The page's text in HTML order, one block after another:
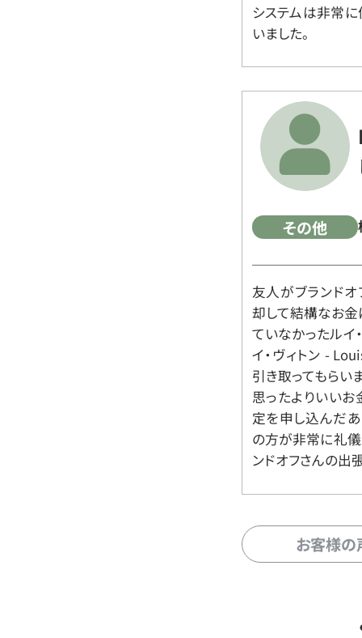
システムは非常に
いました。
その他
友人がブランド
却して結構なお金
ていなかったルイ
イ・ヴィトン -
引き取ってもらい
思ったよりいいお
定を申し込んだ
の方が非常に礼儀
ンドオフさんの出
お客様